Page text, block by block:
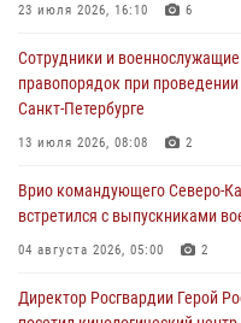
настольному теннису ко Дню
08 августа 2026, 07:00
ОМОН «Ойрат» Управления
08 августа 2026, 07:00
В Москве росгвардейцы
08 августа 2026, 06:32 1
23 июля 2026, 16:10 6
Сотрудники и
правопорядок при
Санкт-Петербурге
13 июля 2026, 08:08 2
Врио командующего Северо-
встретился с выпускниками
04 августа 2026, 05:00 2
Директор Росгвардии Герой